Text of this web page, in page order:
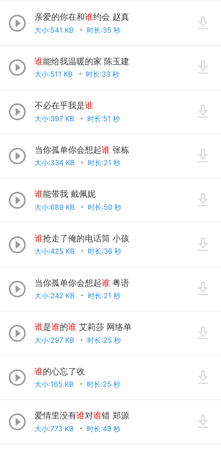
亲爱的你在和谁约会 赵真
大小:541 KB 时长:35 秒
谁能给我温暖的家 陈玉建
大小:511 KB 时长:33 秒
不必在乎我是谁
大小:397 KB 时长:51 秒
当你孤单你会想起谁张栋
大小:334 KB 时长:21 秒
谁能带我 戴佩妮
大小:689 KB 时长:50 秒
谁抢走了俺的电话筒 小孩
大小:425 KB 时长:36 秒
当你孤单你会想起谁粤语
大小:242 KB 时长:21 秒
谁是谁的谁艾莉莎 网络单
大小:297 KB 时长:25 秒
谁的心忘了收
大小:165 KB 时长:25 秒
爱情里没有谁对谁错 郑源
大小:773 KB 时长:49 秒